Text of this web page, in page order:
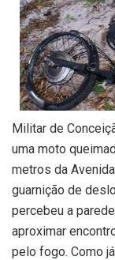
Militar de
uma moto
metros da
guarnição de
percebeu a
aproximar
pelo fogo. Como